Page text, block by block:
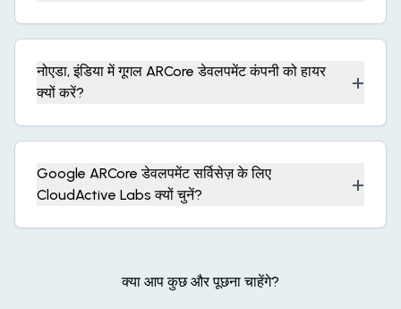
नोएडा, इंडिया में गूगल ARCore डेवलपमेंट कंपनी को हायर
क्यों करें?
+
Google ARCore डेवलपमेंट सर्विसेज़ के लिए
CloudActive Labs क्यों चुनें?
+
क्या आप कुछ और पूछना चाहेंगे?